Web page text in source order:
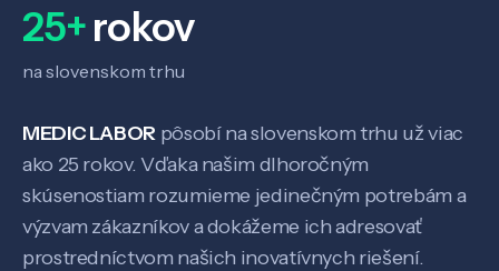
Know-how
O nás
25+rokov
na slovenskom trhu
MEDIC LABOR pôsobí na slovenskom trhu už viac
ako 25 rokov. Vďaka našim dlhoročným
skúsenostiam rozumieme jedinečným potrebám a
výzvam zákazníkov a dokážeme ich adresovať
prostredníctvom našich inovatívnych riešení.